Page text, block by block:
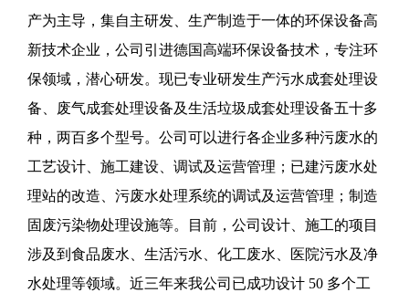
产为主导，集自主研发、生产制造于一体的环保设备高
新技术企业，公司引进德国高端环保设备技术，专注环
保领域，潜心研发。现已专业研发生产污水成套处理设
备、废气成套处理设备及生活垃圾成套处理设备五十多
种，两百多个型号。公司可以进行各企业多种污废水的
工艺设计、施工建设、调试及运营管理；已建污废水处
理站的改造、污废水处理系统的调试及运营管理；制造
固废污染物处理设施等。目前，公司设计、施工的项目
涉及到食品废水、生活污水、化工废水、医院污水及净
水处理等领域。近三年来我公司已成功设计 50 多个工